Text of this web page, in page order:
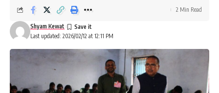
Last updated: 2026/02/12 at 12:11 PM
Shyam Kewat
2 Min Read